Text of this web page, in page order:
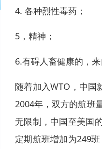
4. 各种烈性毒药；
5，精神；
6.有碍人畜健康的，
随着加入WTO，中国
2004年，双方的航班
无限制，中国至美国
定期航班增加为249